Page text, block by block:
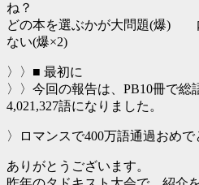
ね？
どの本を選ぶかが大問題(爆)
ない(爆×2)
〉〉■ 最初に
〉〉今回の報告は、PB10冊で総
4,021,327語になりました。
〉ロマンスで400万語通過おめで
ありがとうございます。